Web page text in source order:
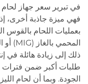
في تبرير سعر جهاز لحام
فهي ميزة جاذبة أخرى،
ذلك إلى زيادة هائلة في
طلبات أكبر ضمن فترات
الجودة. وبما أن لحام